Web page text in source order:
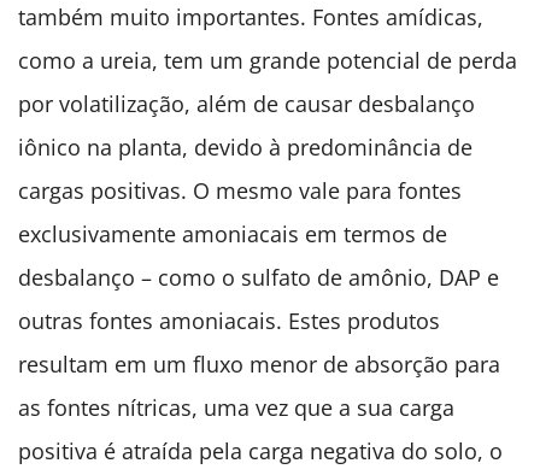
também muito importantes. Fontes amídicas,
como a ureia, tem um grande potencial de perda
por volatilização, além de causar desbalanço
iônico na planta, devido à predominância de
cargas positivas. O mesmo vale para fontes
exclusivamente amoniacais em termos de
desbalanço – como o sulfato de amônio, DAP e
outras fontes amoniacais. Estes produtos
resultam em um fluxo menor de absorção para
as fontes nítricas, uma vez que a sua carga
positiva é atraída pela carga negativa do solo, o